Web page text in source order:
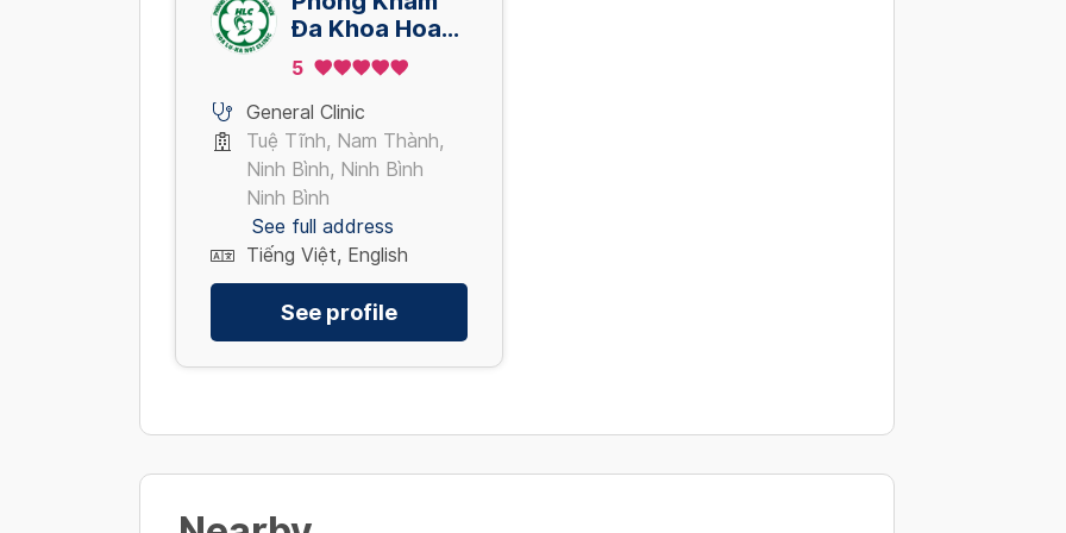
Đa Khoa Hoa
Lư - Hà Nội
5
General Clinic
Tuệ Tĩnh, Nam Thành,
Ninh Bình, Ninh Bình
Ninh Bình
See full address
Tiếng Việt, English
See profile